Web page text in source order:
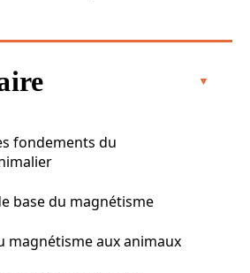
fondements du
base du magnétisme
magnétisme aux animaux